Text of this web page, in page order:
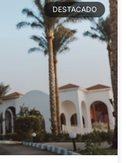
DESTACADO